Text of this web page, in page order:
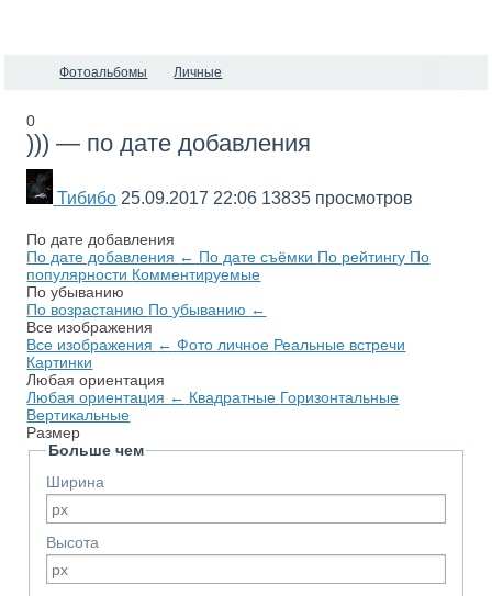
Фотоальбомы Личные
0
))) — по дате добавления
Тибибо 25.09.2017 22:06 13835 просмотров
По дате добавления
По дате добавления ← По дате съёмки По рейтингу По
популярности Комментируемые
По убыванию
По возрастанию По убыванию ←
Все изображения
Все изображения ← Фото личное Реальные встречи
Картинки
Любая ориентация
Любая ориентация ← Квадратные Горизонтальные
Вертикальные
Размер
Больше чем
Ширина
Высота